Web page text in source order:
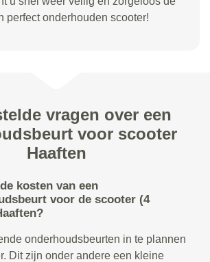
perfect onderhouden scooter!
vragen over een
voor scooter
Haaften
kosten van een
voor de scooter (4
onderhoudsbeurten in te plannen
Dit zijn onder andere een kleine